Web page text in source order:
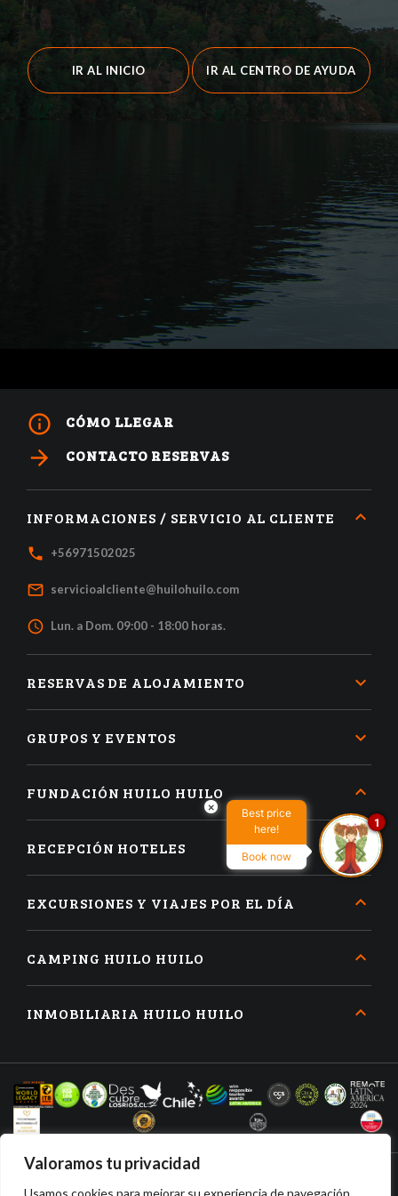
Valoramos tu privacidad
Usamos cookies para mejorar su experiencia de navegación,
IR AL INICIO IR AL CENTRO DE AYUDA
info_outline CÓMO LLEGAR
arrow_forward CONTACTO RESERVAS
INFORMACIONES / SERVICIO AL CLIENTE
local_phone +56971502025
mail_outline servicioalcliente@huilohuilo.com
access_time Lun. a Dom. 09:00 - 18:00 horas.
RESERVAS DE ALOJAMIENTO
GRUPOS Y EVENTOS
FUNDACIÓN HUILO HUILO
RECEPCIÓN HOTELES
EXCURSIONES Y VIAJES POR EL DÍA
CAMPING HUILO HUILO
INMOBILIARIA HUILO HUILO
×
Best price
here!
Book now
1